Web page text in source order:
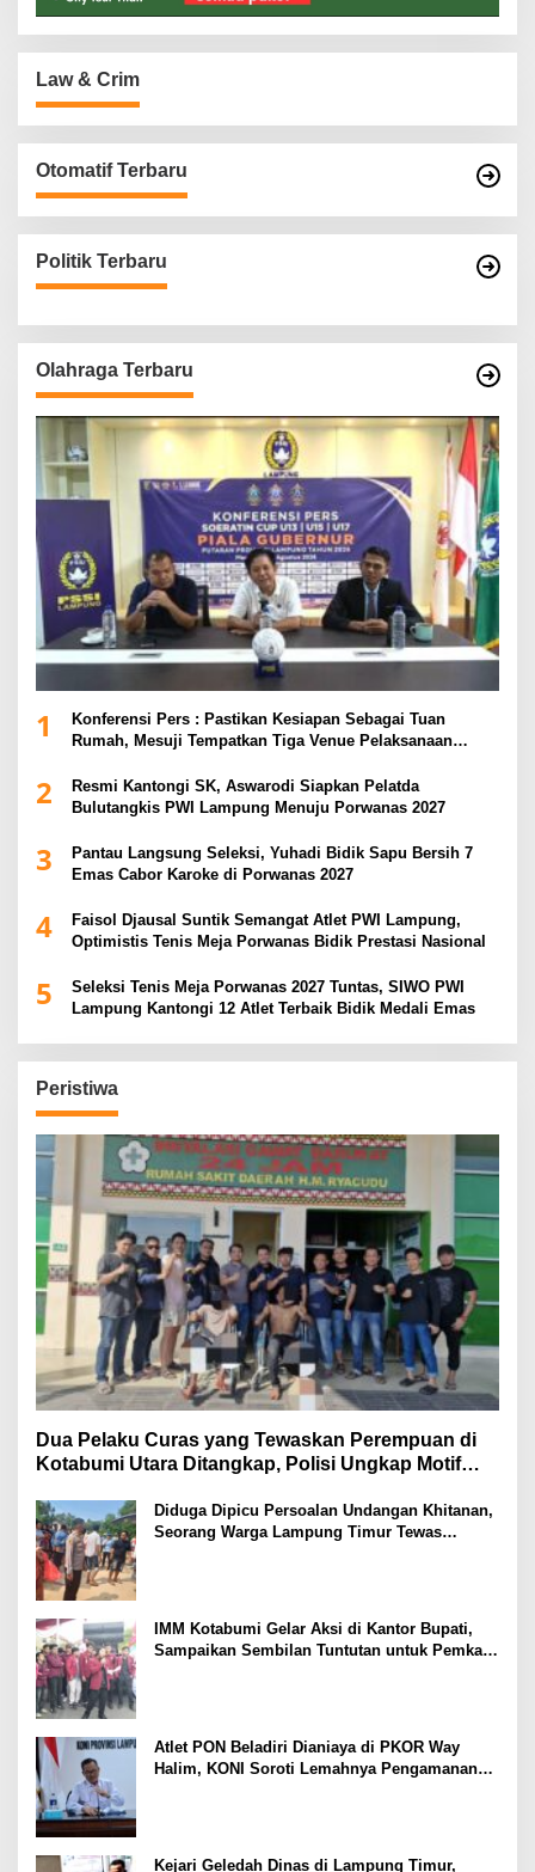
Law & Crim
Otomatif Terbaru
Politik Terbaru
Olahraga Terbaru
1
Konferensi Pers : Pastikan Kesiapan Sebagai Tuan
Rumah, Mesuji Tempatkan Tiga Venue Pelaksanaan
2
Resmi Kantongi SK, Aswarodi Siapkan Pelatda
Bulutangkis PWI Lampung Menuju Porwanas 2027
3
Pantau Langsung Seleksi, Yuhadi Bidik Sapu Bersih 7
Emas Cabor Karoke di Porwanas 2027
4
Faisol Djausal Suntik Semangat Atlet PWI Lampung,
Optimistis Tenis Meja Porwanas Bidik Prestasi Nasional
5
Seleksi Tenis Meja Porwanas 2027 Tuntas, SIWO PWI
Lampung Kantongi 12 Atlet Terbaik Bidik Medali Emas
Peristiwa
Dua Pelaku Curas yang Tewaskan Perempuan di
Kotabumi Utara Ditangkap, Polisi Ungkap Motif
Diduga Dipicu Persoalan Undangan Khitanan,
Seorang Warga Lampung Timur Tewas
IMM Kotabumi Gelar Aksi di Kantor Bupati,
Sampaikan Sembilan Tuntutan untuk Pemkab
Atlet PON Beladiri Dianiaya di PKOR Way
Halim, KONI Soroti Lemahnya Pengamanan
Kejari Geledah Dinas di Lampung Timur,